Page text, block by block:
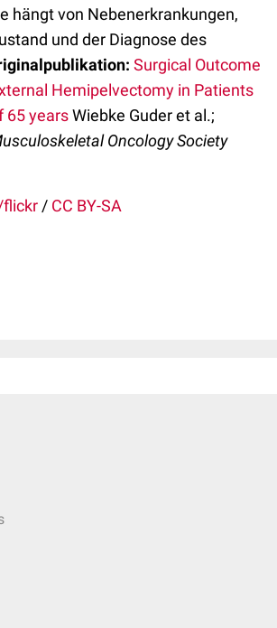
hängt von Nebenerkrankungen,
und der Diagnose des
Surgical Outcome
Hemipelvectomy in Patients
65 yearsWiebke Guder et al.;
Oncology Society
/ CC BY-SA